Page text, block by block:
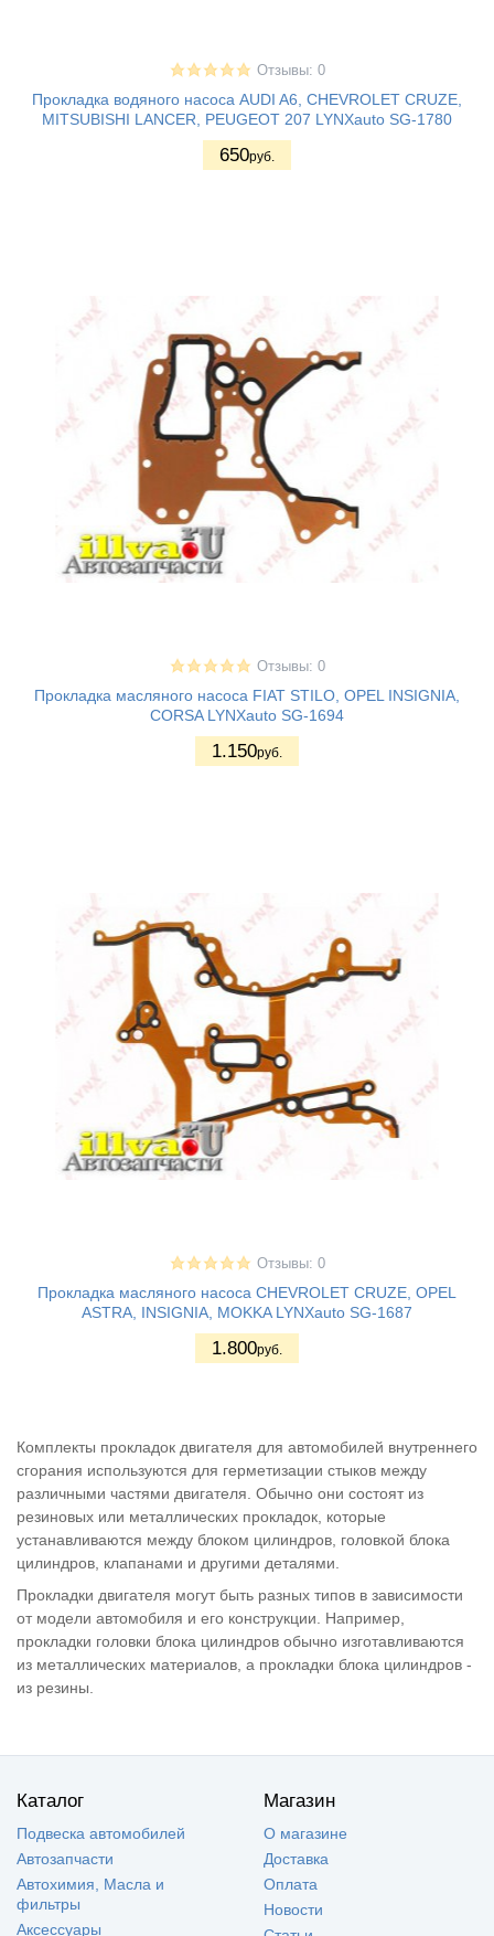
Отзывы: 0
Прокладка водяного насоса AUDI A6, CHEVROLET CRUZE,
MITSUBISHI LANCER, PEUGEOT 207 LYNXauto SG-1780
650руб.
Отзывы: 0
Прокладка масляного насоса FIAT STILO, OPEL INSIGNIA,
CORSA LYNXauto SG-1694
1.150руб.
Отзывы: 0
Прокладка масляного насоса CHEVROLET CRUZE, OPEL
ASTRA, INSIGNIA, MOKKA LYNXauto SG-1687
1.800руб.
Комплекты прокладок двигателя для автомобилей внутреннего
сгорания используются для герметизации стыков между
различными частями двигателя. Обычно они состоят из
резиновых или металлических прокладок, которые
устанавливаются между блоком цилиндров, головкой блока
цилиндров, клапанами и другими деталями.
Прокладки двигателя могут быть разных типов в зависимости
от модели автомобиля и его конструкции. Например,
прокладки головки блока цилиндров обычно изготавливаются
из металлических материалов, а прокладки блока цилиндров -
из резины.
Каталог
Подвеска автомобилей
Автозапчасти
Автохимия, Масла и
фильтры
Аксессуары
Магазин
О магазине
Доставка
Оплата
Новости